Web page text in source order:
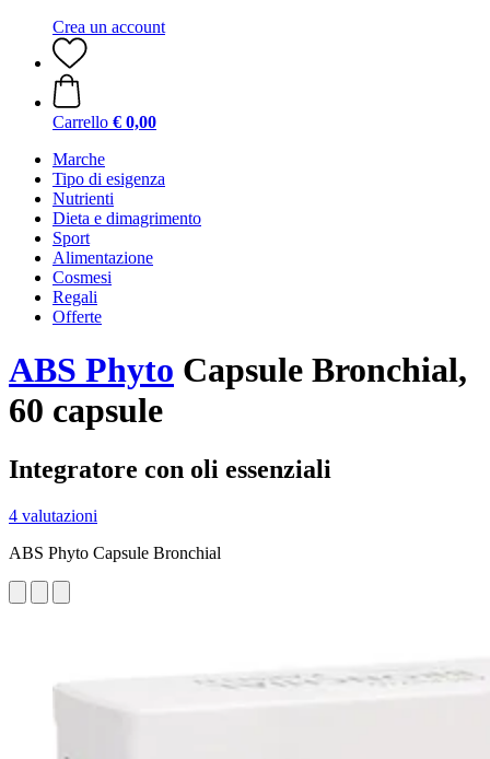
Crea un account
Carrello € 0,00
Marche
Tipo di esigenza
Nutrienti
Dieta e dimagrimento
Sport
Alimentazione
Cosmesi
Regali
Offerte
ABS Phyto Capsule Bronchial,
60 capsule
Integratore con oli essenziali
4 valutazioni
ABS Phyto Capsule Bronchial